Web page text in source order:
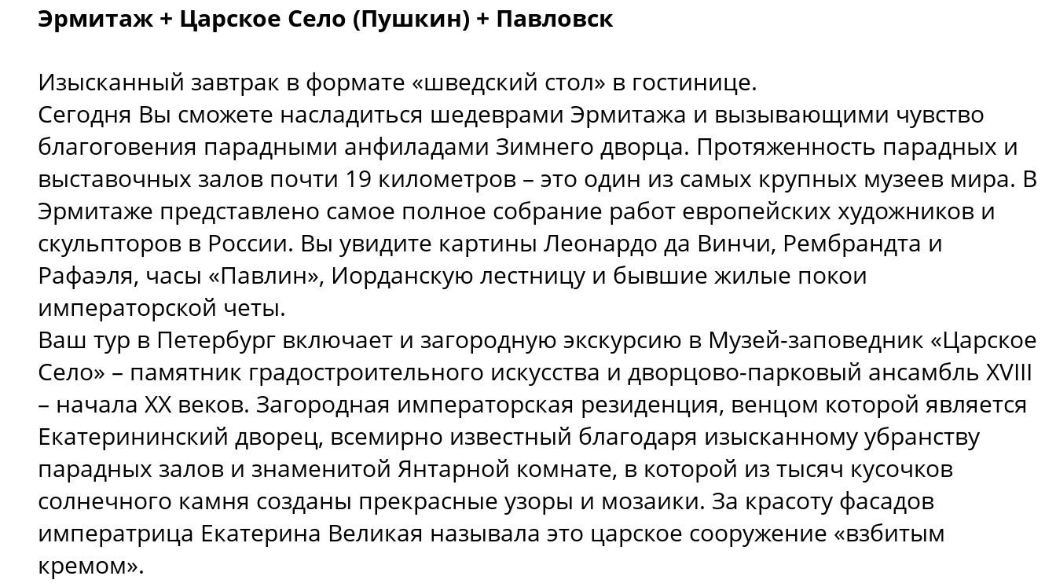
Эрмитаж + Царское Село (Пушкин) + Павловск
Изысканный завтрак в формате «шведский стол» в гостинице.
Сегодня Вы сможете насладиться шедеврами Эрмитажа и вызывающими чувство
благоговения парадными анфиладами Зимнего дворца. Протяженность парадных и
выставочных залов почти 19 километров – это один из самых крупных музеев мира. В
Эрмитаже представлено самое полное собрание работ европейских художников и
скульпторов в России. Вы увидите картины Леонардо да Винчи, Рембрандта и
Рафаэля, часы «Павлин», Иорданскую лестницу и бывшие жилые покои
императорской четы.
Ваш тур в Петербург включает и загородную экскурсию в Музей-заповедник «Царское
Село» – памятник градостроительного искусства и дворцово-парковый ансамбль XVIII
– начала XX веков. Загородная императорская резиденция, венцом которой является
Екатерининский дворец, всемирно известный благодаря изысканному убранству
парадных залов и знаменитой Янтарной комнате, в которой из тысяч кусочков
солнечного камня созданы прекрасные узоры и мозаики. За красоту фасадов
императрица Екатерина Великая называла это царское сооружение «взбитым
кремом».